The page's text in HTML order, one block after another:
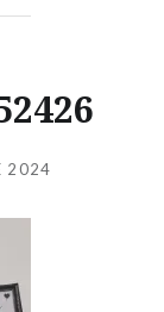
2024